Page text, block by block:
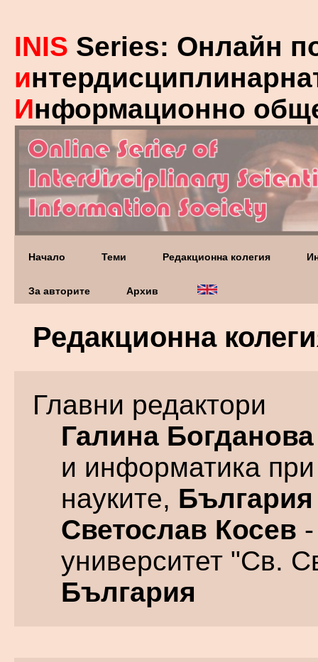
INIS Series: Онлайн
и
Информационно
Начало Теми Редакционна колегия
За авторите Архив
Редакционна
Главни редактори
Галина Богданова
и информатика
науките, България
Светослав Косев
университет "Св.
България